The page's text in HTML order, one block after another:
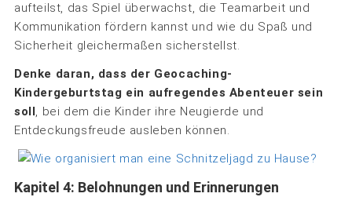
aufteilst, das Spiel überwachst, die Teamarbeit und
Kommunikation fördern kannst und wie du Spaß und
Sicherheit gleichermaßen sicherstellst.
Denke daran, dass der Geocaching-
Kindergeburtstag ein aufregendes Abenteuer sein
soll, bei dem die Kinder ihre Neugierde und
Entdeckungsfreude ausleben können.
Kapitel 4: Belohnungen und Erinnerungen